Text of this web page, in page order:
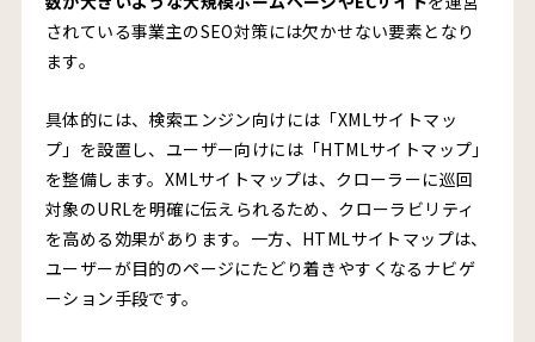
されている事業主のSEO対策には欠かせない要素となり
ます。
具体的には、検索エンジン向けには「XMLサイトマッ
プ」を設置し、ユーザー向けには「HTMLサイトマップ」
を整備します。XMLサイトマップは、クローラーに巡回
対象のURLを明確に伝えられるため、クローラビリティ
を高める効果があります。一方、HTMLサイトマップは、
ユーザーが目的のページにたどり着きやすくなるナビゲ
ーション手段です。